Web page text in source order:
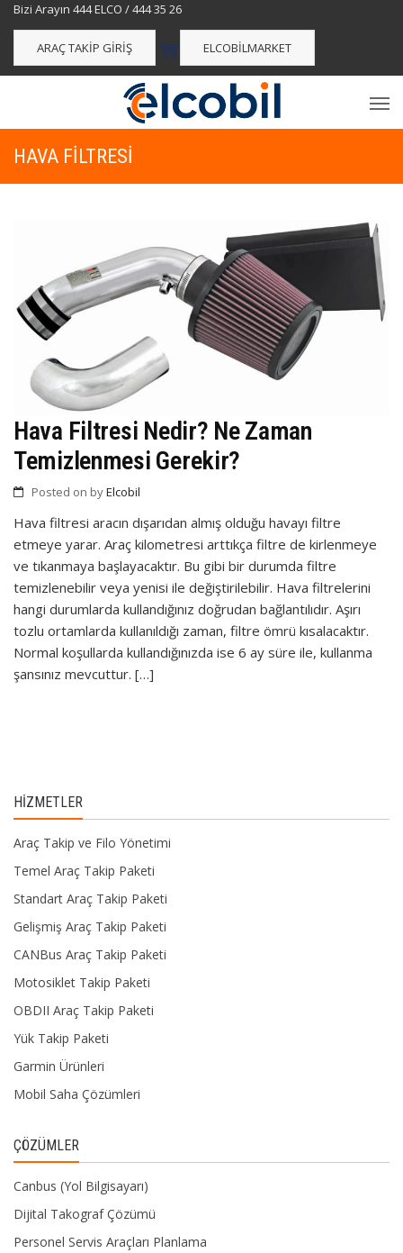
Bizi Arayın 444 ELCO / 444 35 26
ARAÇ TAKIP GIRIŞ ELCOBILMARKET
HAVA FILTRESI
Hava Filtresi Nedir? Ne Zaman
Temizlenmesi Gerekir?
Posted on byElcobil
Hava filtresi aracın dışarıdan almış olduğu havayı filtre
etmeye yarar. Araç kilometresi arttıkça filtre de kirlenmeye
ve tıkanmaya başlayacaktır. Bu gibi bir durumda filtre
temizlenebilir veya yenisi ile değiştirilebilir. Hava filtrelerini
hangi durumlarda kullandığınız doğrudan bağlantılıdır. Aşırı
tozlu ortamlarda kullanıldığı zaman, filtre ömrü kısalacaktır.
Normal koşullarda kullandığınızda ise 6 ay süre ile, kullanma
şansınız mevcuttur. […]
HIZMETLER
Araç Takip ve Filo Yönetimi
Temel Araç Takip Paketi
Standart Araç Takip Paketi
Gelişmiş Araç Takip Paketi
CANBus Araç Takip Paketi
Motosiklet Takip Paketi
OBDII Araç Takip Paketi
Yük Takip Paketi
Garmin Ürünleri
Mobil Saha Çözümleri
ÇÖZÜMLER
Canbus (Yol Bilgisayarı)
Dijital Takograf Çözümü
Personel Servis Araçları Planlama